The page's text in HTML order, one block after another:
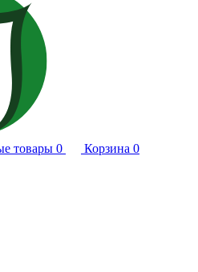
товары 0 Корзина 0